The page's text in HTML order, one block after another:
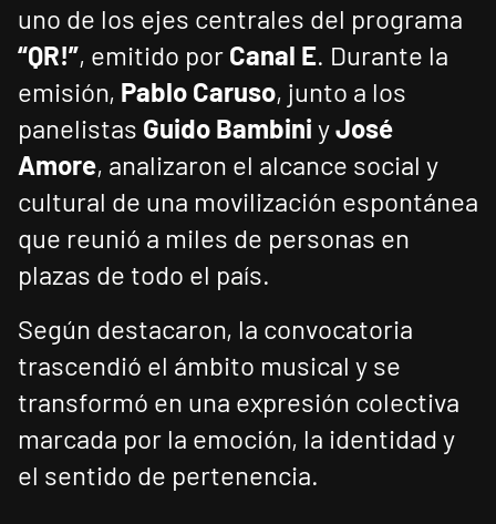
uno de los ejes centrales del programa
“QR!”, emitido por Canal E. Durante la
emisión, Pablo Caruso, junto a los
panelistas Guido Bambini yJosé
Amore, analizaron el alcance social y
cultural de una movilización espontánea
que reunió a miles de personas en
plazas de todo el país.
Según destacaron, la convocatoria
trascendió el ámbito musical y se
transformó en una expresión colectiva
marcada por la emoción, la identidad y
el sentido de pertenencia.